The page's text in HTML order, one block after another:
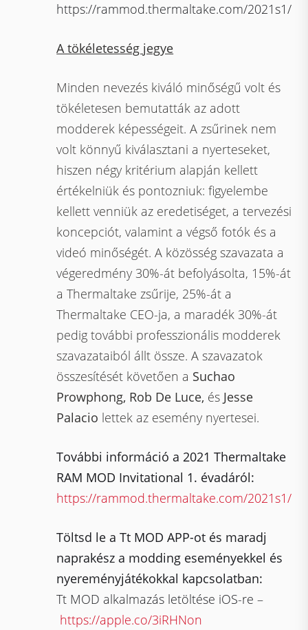
https://rammod.thermaltake.com/2021s1/
A tökéletesség jegye
Minden nevezés kiváló minőségű volt és
tökéletesen bemutatták az adott
modderek képességeit. A zsűrinek nem
volt könnyű kiválasztani a nyerteseket,
hiszen négy kritérium alapján kellett
értékelniük és pontozniuk: figyelembe
kellett venniük az eredetiséget, a tervezési
koncepciót, valamint a végső fotók és a
videó minőségét. A közösség szavazata a
végeredmény 30%-át befolyásolta, 15%-át
a Thermaltake zsűrije, 25%-át a
Thermaltake CEO-ja, a maradék 30%-át
pedig további professzionális modderek
szavazataiból állt össze. A szavazatok
összesítését követően a Suchao
Prowphong, Rob De Luce, és Jesse
Palacio lettek az esemény nyertesei.
További információ a 2021 Thermaltake
RAM MOD Invitational 1. évadáról:
https://rammod.thermaltake.com/2021s1/
Töltsd le a Tt MOD APP-ot és maradj
naprakész a modding eseményekkel és
nyereményjátékokkal kapcsolatban:
Tt MOD alkalmazás letöltése iOS-re –
https://apple.co/3iRHNon